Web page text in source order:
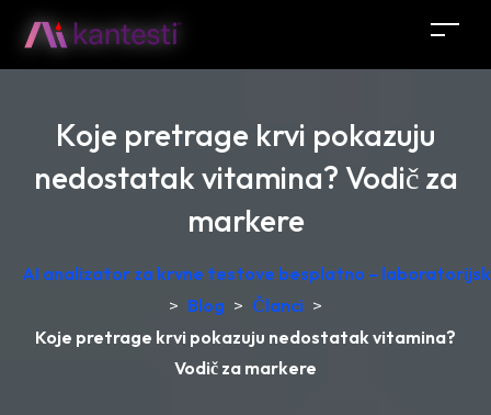
Koje pretrage krvi pokazuju
nedostatak vitamina? Vodič za
markere
AI analizator za krvne testove besplatno –
> Blog > Članci >
Koje pretrage krvi pokazuju nedostatak vitamina?
Vodič za markere